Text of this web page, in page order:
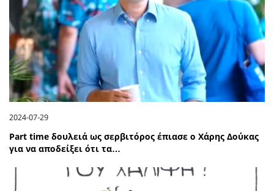
2024-07-29
Part time δουλειά ως σερβιτόρος έπιασε ο Χάρης Δούκας
για να αποδείξει ότι τα…